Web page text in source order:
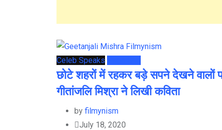
Celeb Speaks
छोटे शहरों में रहकर बड़े सपने देखने वालों
गीतांजलि मिश्रा ने लिखी कविता
by filmynism
July 18, 2020